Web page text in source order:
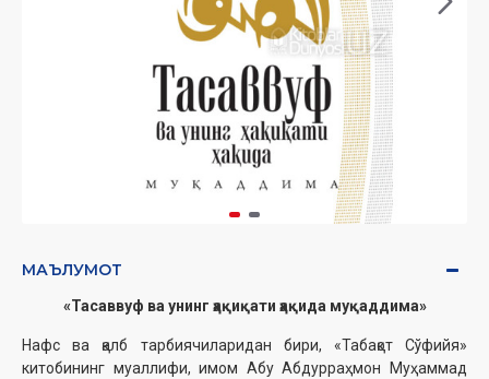
МАЪЛУМОТ
«Тасаввуф ва унинг ҳақиқати ҳақида муқаддима»
Нафс ва қалб тарбиячиларидан бири, «Табақот Сўфийя»
китобининг муаллифи, имом Абу Абдурраҳмон Муҳаммад